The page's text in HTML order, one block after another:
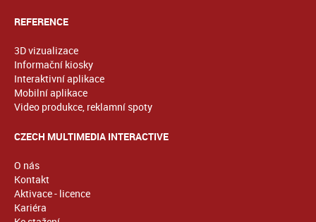
REFERENCE
3D vizualizace
Informační kiosky
Interaktivní aplikace
Mobilní aplikace
Video produkce, reklamní spoty
CZECH MULTIMEDIA INTERACTIVE
O nás
Kontakt
Aktivace - licence
Kariéra